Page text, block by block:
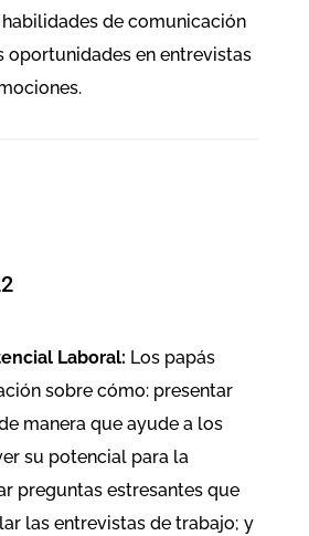
de comunicación
oportunidades en entrevistas
Laboral: Los papás
sobre cómo: presentar
manera que ayude a los
su potencial para la
preguntas estresantes que
las entrevistas de trabajo; y